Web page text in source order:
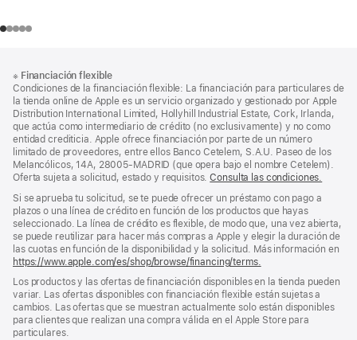
a
pie
de
página
al
pie
※ Financiación flexible
Condiciones de la financiación flexible: La financiación para particulares de
la tienda online de Apple es un servicio organizado y gestionado por Apple
Distribution International Limited, Hollyhill Industrial Estate, Cork, Irlanda,
que actúa como intermediario de crédito (no exclusivamente) y no como
entidad crediticia. Apple ofrece financiación por parte de un número
limitado de proveedores, entre ellos Banco Cetelem, S.A.U. Paseo de los
Melancólicos, 14A, 28005-MADRID (que opera bajo el nombre Cetelem).
Oferta sujeta a solicitud, estado y requisitos.Consulta las condiciones.
Si se aprueba tu solicitud, se te puede ofrecer un préstamo con pago a
plazos o una línea de crédito en función de los productos que hayas
seleccionado. La línea de crédito es flexible, de modo que, una vez abierta,
se puede reutilizar para hacer más compras a Apple y elegir la duración de
las cuotas en función de la disponibilidad y la solicitud. Más información en
https://www.apple.com/es/shop/browse/financing/terms.
Los productos y las ofertas de financiación disponibles en la tienda pueden
variar. Las ofertas disponibles con financiación flexible están sujetas a
cambios. Las ofertas que se muestran actualmente solo están disponibles
para clientes que realizan una compra válida en el Apple Store para
particulares.